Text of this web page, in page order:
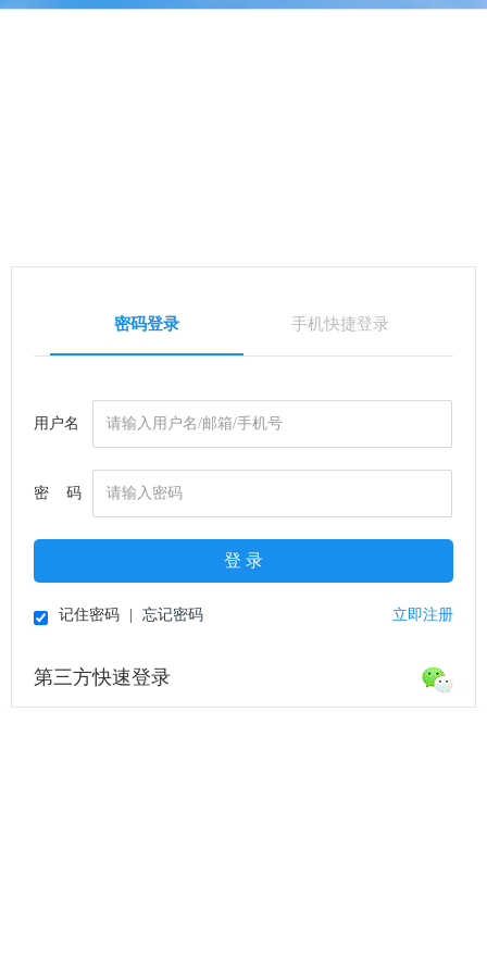
密码登录 手机快捷登录
用户名
密 码
登 录
记住密码 忘记密码 立即注册
第三方快速登录